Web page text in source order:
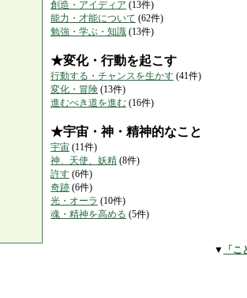
創造・アイディア (13件)
能力・才能について (62件)
勉強・学ぶ・知識 (13件)
★変化・行動を起こす
行動する・チャンスを生かす (41件)
変化・冒険 (13件)
進むべき道を進む (16件)
★宇宙・神・精神的なこと
宇宙 (11件)
神、天使、妖精 (8件)
許す (6件)
奇跡 (6件)
光・オーラ (10件)
魂・精神を高める (5件)
▼ 「